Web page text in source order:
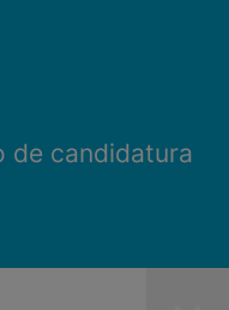
de candidatura